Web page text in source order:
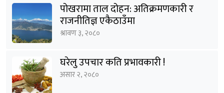
पोखरामा ताल दोहन: अतिक्रमणकारी र
राजनीतिज्ञ एकैठाउँमा
श्रावण ३, २०८०
घरेलु उपचार कति प्रभावकारी !
असार २, २०८०